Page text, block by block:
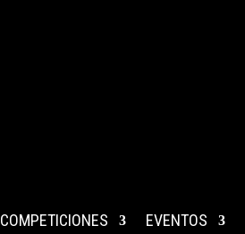
COMPETICIONES EVENTOS